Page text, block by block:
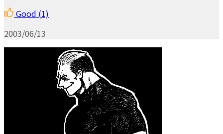
Good (1)
2003/06/13